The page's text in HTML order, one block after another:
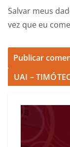
Salvar meus
vez que eu
UAI –